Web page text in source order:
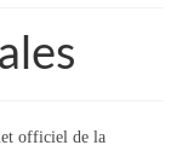
officiel de la